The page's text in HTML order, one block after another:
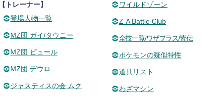
トレーナー】
登場人物一覧
MZ団 ガイ/タウニー
MZ団 ピュール
MZ団 デウロ
ジャスティスの会 ムク
ワイルドゾーン
Z-A Battle Club
全技一覧/ワザプラス/皆伝
ポケモンの疑似特性
道具リスト
わざマシン